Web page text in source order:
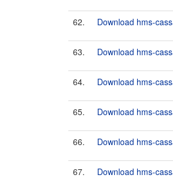
62. Download hms-
63. Download hms-
64. Download hms-
65. Download hms-
66. Download hms-
67. Download hms-